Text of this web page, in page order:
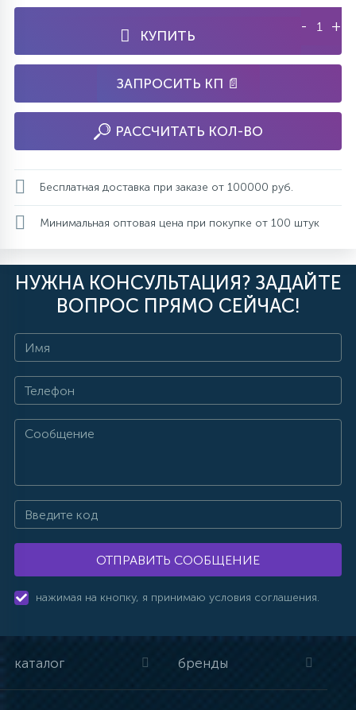
КУПИТЬ
- +
ЗАПРОСИТЬ КП 📄
РАССЧИТАТЬ КОЛ-ВО
Бесплатная доставка при заказе от 100000 руб.
Минимальная оптовая цена при покупке от 100 штук
НУЖНА КОНСУЛЬТАЦИЯ? ЗАДАЙТЕ
ВОПРОС ПРЯМО СЕЙЧАС!
ОТПРАВИТЬ СООБЩЕНИЕ
нажимая на кнопку, я принимаю условия соглашения.
каталог бренды